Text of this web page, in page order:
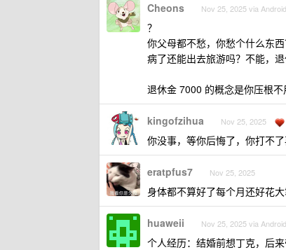
Cheons Nov 25, 2025 via Android
？
你父母都不愁，你愁个什么东西
病了还能出去旅游吗？不能，
退休金 7000 的概念是你压根不
kingofzihua Nov 25, 2025
你没事，等你后悔了，你打不
eratpfus7 Nov 25, 2025
身体都不算好了每个月还好花
huaweii Nov 25, 2025 via Android
个人经历：结婚前想丁克，后